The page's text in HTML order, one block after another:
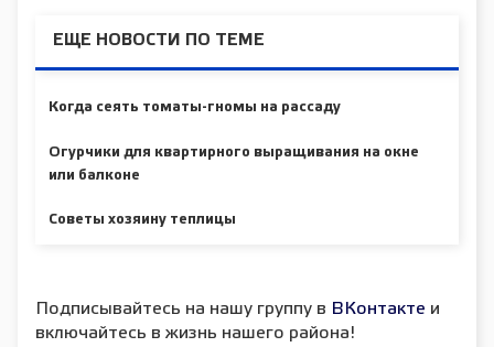
ЕЩЕ НОВОСТИ ПО ТЕМЕ
Когда сеять томаты-гномы на рассаду
Огурчики для квартирного выращивания на окне
или балконе
Советы хозяину теплицы
Подписывайтесь на нашу группу в ВКонтакте и
включайтесь в жизнь нашего района!